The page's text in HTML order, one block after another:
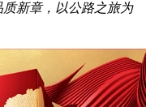
新章，以公路之旅为